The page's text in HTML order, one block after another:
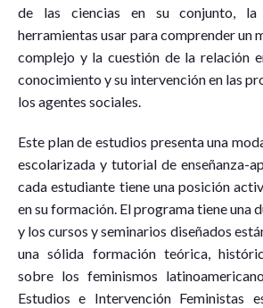
de las ciencias en su conjunto,
herramientas usar para comprender un
complejo y la cuestión de la relación
conocimiento y su intervención en las
los agentes sociales.
Este plan de estudios presenta una
escolarizada y tutorial de enseñanza-
cada estudiante tiene una posición
en su formación. El programa tiene una
y los cursos y seminarios diseñados
una sólida formación teórica,
sobre los feminismos
Estudios e Intervención Feministas